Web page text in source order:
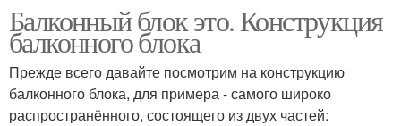
Окна в квартире
Балконный блок это. Конструкция
балконного блока
Прежде всего давайте посмотрим на конструкцию
балконного блока, для примера - самого широко
распространённого, состоящего из двух частей: